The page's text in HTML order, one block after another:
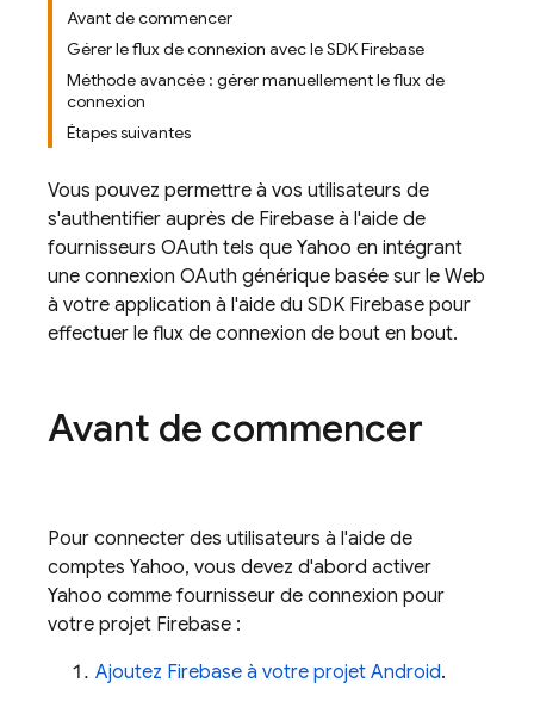
Avant de commencer
Gérer le flux de connexion avec le SDK Firebase
Méthode avancée : gérer manuellement le flux de
connexion
Étapes suivantes
Vous pouvez permettre à vos utilisateurs de
s'authentifier auprès de Firebase à l'aide de
fournisseurs OAuth tels que Yahoo en intégrant
une connexion OAuth générique basée sur le Web
à votre application à l'aide du SDK Firebase pour
effectuer le flux de connexion de bout en bout.
Avant de commencer
Pour connecter des utilisateurs à l'aide de
comptes Yahoo, vous devez d'abord activer
Yahoo comme fournisseur de connexion pour
votre projet Firebase :
Ajoutez Firebase à votre projet Android.